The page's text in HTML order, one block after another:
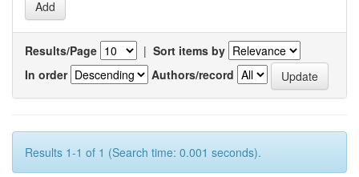
Results/Page | Sort items by
In order
Authors/record
Results 1-1 of 1 (Search time: 0.001 seconds).